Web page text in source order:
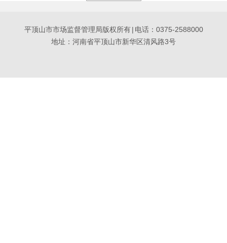
平顶山市市场监督管理局版权所有 | 电话：0375-2588000
地址：河南省平顶山市新华区清风路3号